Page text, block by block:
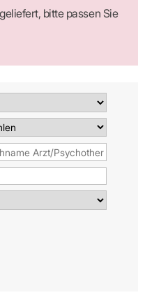
bitte passen Sie